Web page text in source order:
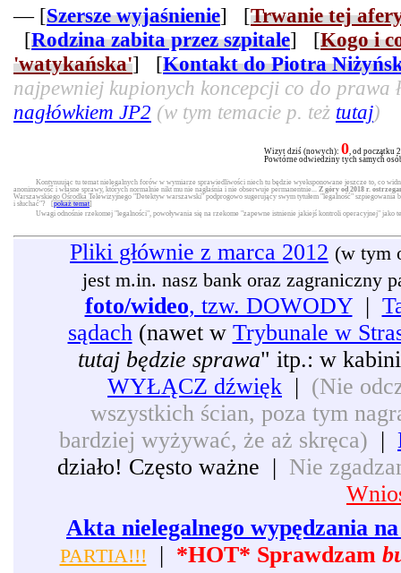
— [Szersze wyjaśnienie] [Trwanie tej
[Rodzina zabita przez szpitale] [Kogo i
'watykańska'] [Kontakt do Piotra
najpewniej kupionych koncepcji co do
nagłówkiem JP2 (w tym temacie p. też tutaj)
Wizyt dziś (nowych): 0, od początku
Powtórne odwiedziny tych samych
Kontynuując tu temat nielegalnych forów w wymiarze sprawiedliwości niech tu będzie wyeksponowane jeszcze to, co
anonimowość i własne sprawy, których normalnie nikt mu nie nagłaśnia i nie obserwuje permanentnie... Z góry od 2018 r.
Warszawskiego Ośrodka Telewizyjnego "Detektyw warszawski" podprogowo sugerujący swym tytułem "legalność"
i słuchać"? [pokaż temat]
Uwagi odnośnie rzekomej "legalności", powoływania się na rzekome "zapewne istnienie jakiejś kontroli operacyjnej" jako
Pliki głównie z marca 2012 (w tym
jest m.in. nasz bank oraz zagraniczny
foto/wideo, tzw. DOWODY|
sądach(nawet w Trybunale w
tutaj będzie sprawa" itp.: w
WYŁĄCZ dźwięk | (Nie
wszystkich ścian, poza tym
bardziej wyżywać, że aż skręca) |
działo! Często ważne | Nie
Akta nielegalnego wypędzania
PARTIA!!! | *HOT* Sprawdzam